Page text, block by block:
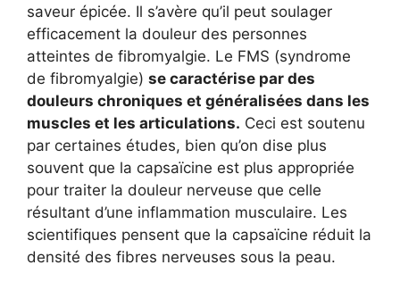
saveur épicée. Il s’avère qu’il peut soulager
efficacement la douleur des personnes
atteintes de fibromyalgie. Le FMS (syndrome
de fibromyalgie) se caractérise par des
douleurs chroniques et généralisées dans les
muscles et les articulations. Ceci est soutenu
par certaines études, bien qu’on dise plus
souvent que la capsaïcine est plus appropriée
pour traiter la douleur nerveuse que celle
résultant d’une inflammation musculaire. Les
scientifiques pensent que la capsaïcine réduit la
densité des fibres nerveuses sous la peau.